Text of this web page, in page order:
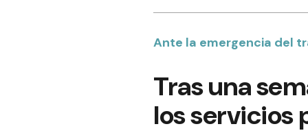
Ante la emergencia del
Tras una
los servicios